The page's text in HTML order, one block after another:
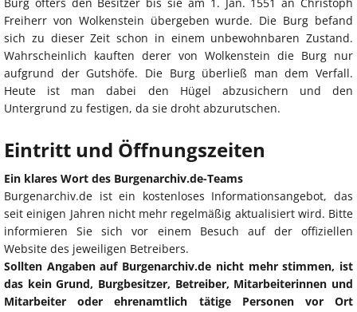
Freiherr von Wolkenstein übergeben wurde. Die Burg befand
sich zu dieser Zeit schon in einem unbewohnbaren Zustand.
Wahrscheinlich kauften derer von Wolkenstein die Burg nur
aufgrund der Gutshöfe. Die Burg überließ man dem Verfall.
Heute ist man dabei den Hügel abzusichern und den
Untergrund zu festigen, da sie droht abzurutschen.
Eintritt und Öffnungszeiten
Ein klares Wort des Burgenarchiv.de-Teams
Burgenarchiv.de ist ein kostenloses Informationsangebot, das
seit einigen Jahren nicht mehr regelmäßig aktualisiert wird. Bitte
informieren Sie sich vor einem Besuch auf der offiziellen
Website des jeweiligen Betreibers.
Sollten Angaben auf Burgenarchiv.de nicht mehr stimmen, ist
das kein Grund, Burgbesitzer, Betreiber, Mitarbeiterinnen und
Mitarbeiter oder ehrenamtlich tätige Personen vor Ort